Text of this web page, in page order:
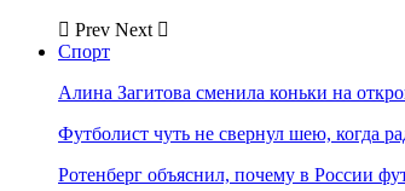
Prev Next
Спорт
Алина Загитова сменила коньки на
Футболист чуть не свернул шею, когда
Ротенберг объяснил, почему в России